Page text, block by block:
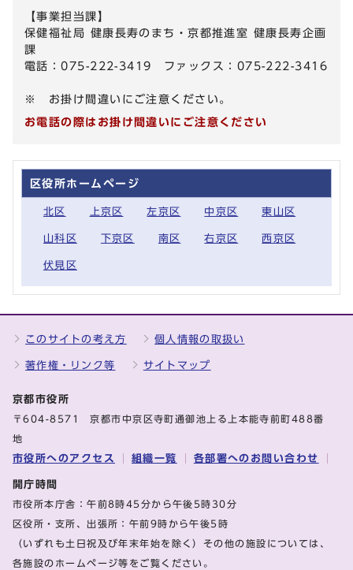
【事業担当課】
保健福祉局 健康長寿のまち・京都推進室 健康長寿企画
課
電話：075-222-3419 ファックス：075-222-3416
※ お掛け間違いにご注意ください。
お電話の際はお掛け間違いにご注意ください
区役所ホームページ
北区 上京区 左京区 中京区 東山区
山科区 下京区 南区 右京区 西京区
伏見区
このサイトの考え方 個人情報の取扱い
著作権・リンク等 サイトマップ
京都市役所
〒604-8571 京都市中京区寺町通御池上る上本能寺前町488番
地
市役所へのアクセス 組織一覧 各部署へのお問い合わせ
開庁時間
市役所本庁舎：午前8時45分から午後5時30分
区役所・支所、出張所：午前9時から午後5時
（いずれも土日祝及び年末年始を除く）その他の施設については、
各施設のホームページ等をご覧ください。